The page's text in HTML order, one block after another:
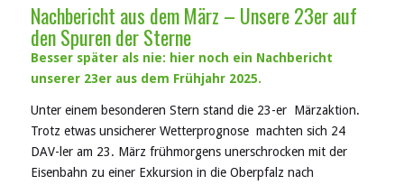
Nachbericht aus dem März – Unsere 23er auf
den Spuren der Sterne
Besser später als nie: hier noch ein Nachbericht
unserer 23er aus dem Frühjahr 2025.
Unter einem besonderen Stern stand die 23-er Märzaktion.
Trotz etwas unsicherer Wetterprognose machten sich 24
DAV-ler am 23. März frühmorgens unerschrocken mit der
Eisenbahn zu einer Exkursion in die Oberpfalz nach